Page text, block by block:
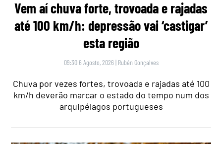
Vem aí chuva forte, trovoada e rajadas
até 100 km/h: depressão vai ‘castigar’
esta região
09:30 6 Agosto, 2026 | Rubén Gonçalves
Chuva por vezes fortes, trovoada e rajadas até 100
km/h deverão marcar o estado do tempo num dos
arquipélagos portugueses